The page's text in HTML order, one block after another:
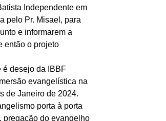
Independente em
pelo Pr. Misael, para
e informarem a
então o projeto
é desejo da IBBF
evangelística na
de Janeiro de 2024.
porta à porta
pregação do evangelho